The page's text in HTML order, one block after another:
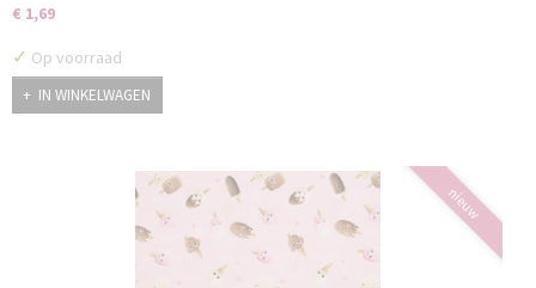
€ 1,69
✓ Op voorraad
IN WINKELWAGEN
nieuw